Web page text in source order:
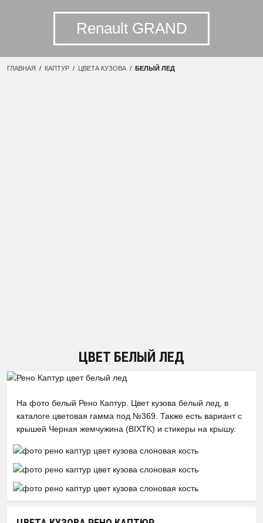
Renault GRAND
ГЛАВНАЯ / КАПТУР / ЦВЕТА КУЗОВА / БЕЛЫЙ ЛЕД
ЦВЕТ БЕЛЫЙ ЛЕД
На фото белый Рено Каптур. Цвет кузова белый лед, в
каталоге цветовая гамма под №369. Также есть вариант с
крышей Черная жемчужина (BIXTK) и стикеры на крышу.